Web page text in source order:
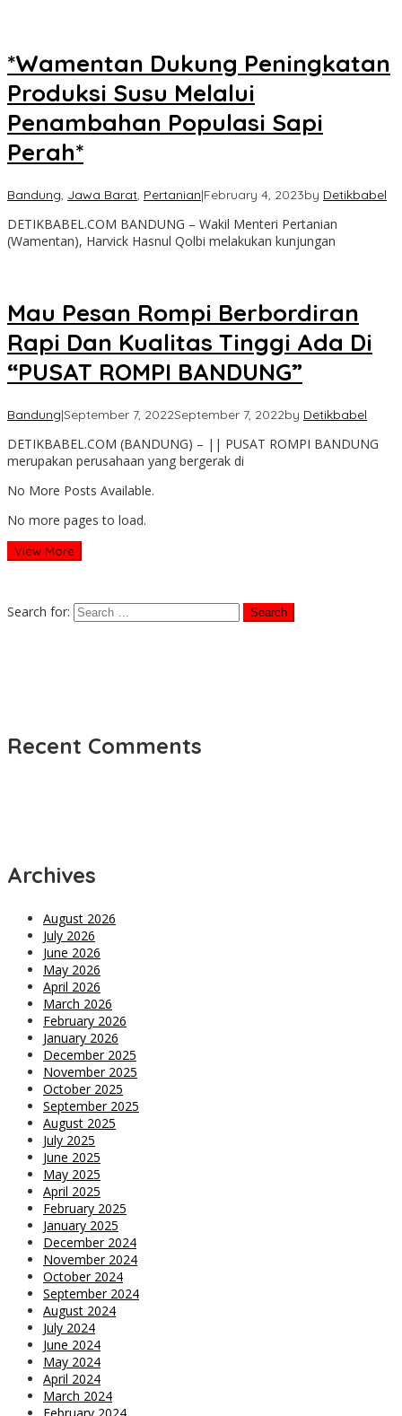
*Wamentan Dukung Peningkatan
Produksi Susu Melalui
Penambahan Populasi Sapi
Perah*
Bandung, Jawa Barat, Pertanian|February 4, 2023by Detikbabel
DETIKBABEL.COM BANDUNG – Wakil Menteri Pertanian
(Wamentan), Harvick Hasnul Qolbi melakukan kunjungan
Mau Pesan Rompi Berbordiran
Rapi Dan Kualitas Tinggi Ada Di
“PUSAT ROMPI BANDUNG”
Bandung|September 7, 2022September 7, 2022by Detikbabel
DETIKBABEL.COM (BANDUNG) – || PUSAT ROMPI BANDUNG
merupakan perusahaan yang bergerak di
No More Posts Available.
No more pages to load.
View More
Search for:
Recent Comments
Archives
August 2026
July 2026
June 2026
May 2026
April 2026
March 2026
February 2026
January 2026
December 2025
November 2025
October 2025
September 2025
August 2025
July 2025
June 2025
May 2025
April 2025
February 2025
January 2025
December 2024
November 2024
October 2024
September 2024
August 2024
July 2024
June 2024
May 2024
April 2024
March 2024